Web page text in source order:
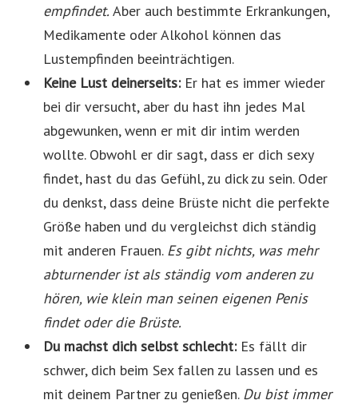
empfindet. Aber auch bestimmte Erkrankungen,
Medikamente oder Alkohol können das
Lustempfinden beeinträchtigen.
Keine Lust deinerseits:Er hat es immer wieder
bei dir versucht, aber du hast ihn jedes Mal
abgewunken, wenn er mit dir intim werden
wollte. Obwohl er dir sagt, dass er dich sexy
findet, hast du das Gefühl, zu dick zu sein. Oder
du denkst, dass deine Brüste nicht die perfekte
Größe haben und du vergleichst dich ständig
mit anderen Frauen. Es gibt nichts, was mehr
abturnender ist als ständig vom anderen zu
hören, wie klein man seinen eigenen Penis
findet oder die Brüste.
Du machst dich selbst schlecht:Es fällt dir
schwer, dich beim Sex fallen zu lassen und es
mit deinem Partner zu genießen. Du bist immer